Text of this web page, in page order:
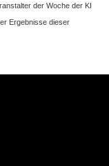
der Woche der KI
Ergebnisse dieser